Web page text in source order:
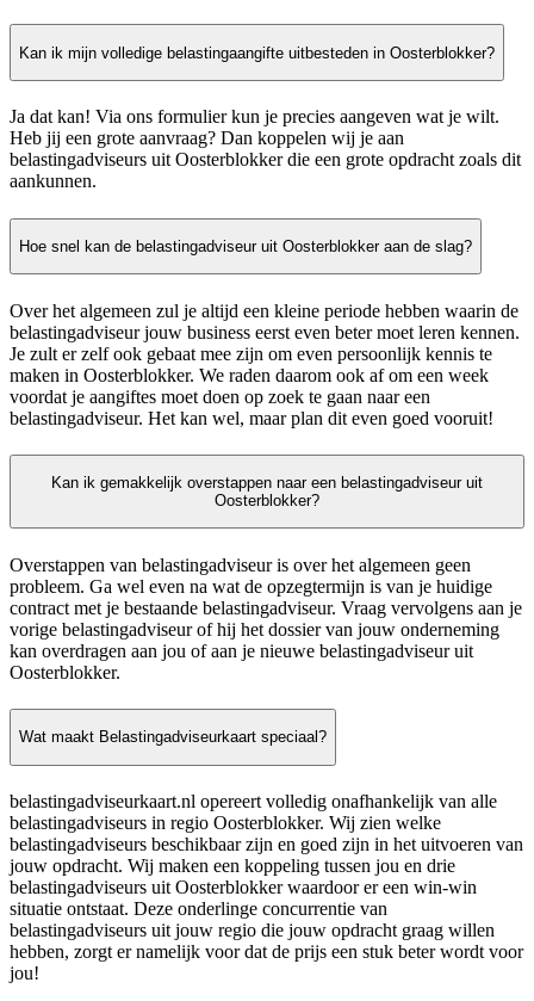
Kan ik mijn volledige belastingaangifte uitbesteden in Oosterblokker?
Ja dat kan! Via ons formulier kun je precies aangeven wat je wilt.
Heb jij een grote aanvraag? Dan koppelen wij je aan
belastingadviseurs uit Oosterblokker die een grote opdracht zoals dit
aankunnen.
Hoe snel kan de belastingadviseur uit Oosterblokker aan de slag?
Over het algemeen zul je altijd een kleine periode hebben waarin de
belastingadviseur jouw business eerst even beter moet leren kennen.
Je zult er zelf ook gebaat mee zijn om even persoonlijk kennis te
maken in Oosterblokker. We raden daarom ook af om een week
voordat je aangiftes moet doen op zoek te gaan naar een
belastingadviseur. Het kan wel, maar plan dit even goed vooruit!
Kan ik gemakkelijk overstappen naar een belastingadviseur uit
Oosterblokker?
Overstappen van belastingadviseur is over het algemeen geen
probleem. Ga wel even na wat de opzegtermijn is van je huidige
contract met je bestaande belastingadviseur. Vraag vervolgens aan je
vorige belastingadviseur of hij het dossier van jouw onderneming
kan overdragen aan jou of aan je nieuwe belastingadviseur uit
Oosterblokker.
Wat maakt Belastingadviseurkaart speciaal?
belastingadviseurkaart.nl opereert volledig onafhankelijk van alle
belastingadviseurs in regio Oosterblokker. Wij zien welke
belastingadviseurs beschikbaar zijn en goed zijn in het uitvoeren van
jouw opdracht. Wij maken een koppeling tussen jou en drie
belastingadviseurs uit Oosterblokker waardoor er een win-win
situatie ontstaat. Deze onderlinge concurrentie van
belastingadviseurs uit jouw regio die jouw opdracht graag willen
hebben, zorgt er namelijk voor dat de prijs een stuk beter wordt voor
jou!